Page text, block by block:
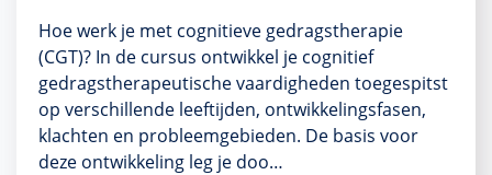
Hoe werk je met cognitieve gedragstherapie
(CGT)? In de cursus ontwikkel je cognitief
gedragstherapeutische vaardigheden toegespitst
op verschillende leeftijden, ontwikkelingsfasen,
klachten en probleemgebieden. De basis voor
deze ontwikkeling leg je doo…